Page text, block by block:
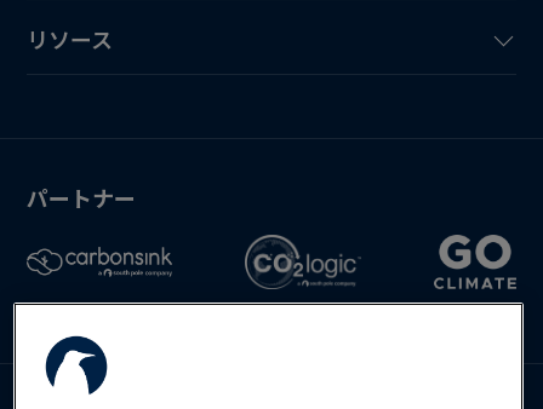
リソース
パートナー